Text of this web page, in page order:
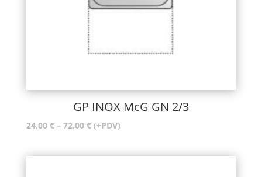
GP INOX McG GN 2/3
24,00 € – 72,00 €Raspon
(+PDV)